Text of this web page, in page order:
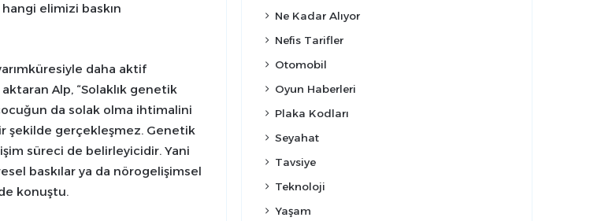
elimizi baskın
daha aktif
Alp, “Solaklık genetik
da solak olma ihtimalini
şekilde gerçekleşmez. Genetik
süreci de belirleyicidir. Yani
baskılar ya da nörogelişimsel
konuştu.
Ne Kadar Alıyor
Nefis Tarifler
Otomobil
Oyun Haberleri
Plaka Kodları
Seyahat
Tavsiye
Teknoloji
Yaşam